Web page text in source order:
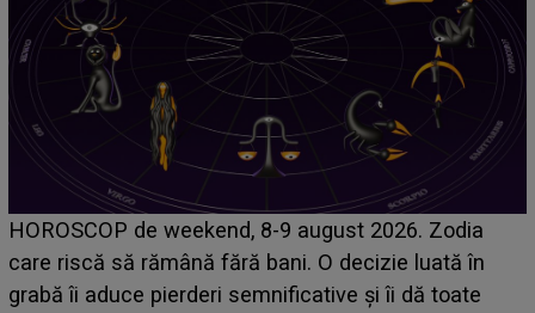
Emanuel a ținut ACEST DETALIU ASCUNS până
acum! În fața Alexandrei, concurentul din Casa Iubirii
face o MĂRTURISIRE NEAȘTEPTATĂ despre mama